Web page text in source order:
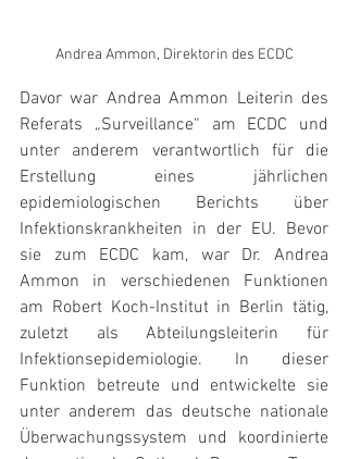
Andrea Ammon, Direktorin des ECDC
Davor war Andrea Ammon Leiterin des
Referats „Surveillance“ am ECDC und
unter anderem verantwortlich für die
Erstellung eines jährlichen
epidemiologischen Berichts über
Infektionskrankheiten in der EU. Bevor
sie zum ECDC kam, war Dr. Andrea
Ammon in verschiedenen Funktionen
am Robert Koch-Institut in Berlin tätig,
zuletzt als Abteilungsleiterin für
Infektionsepidemiologie. In dieser
Funktion betreute und entwickelte sie
unter anderem das deutsche nationale
Überwachungssystem und koordinierte